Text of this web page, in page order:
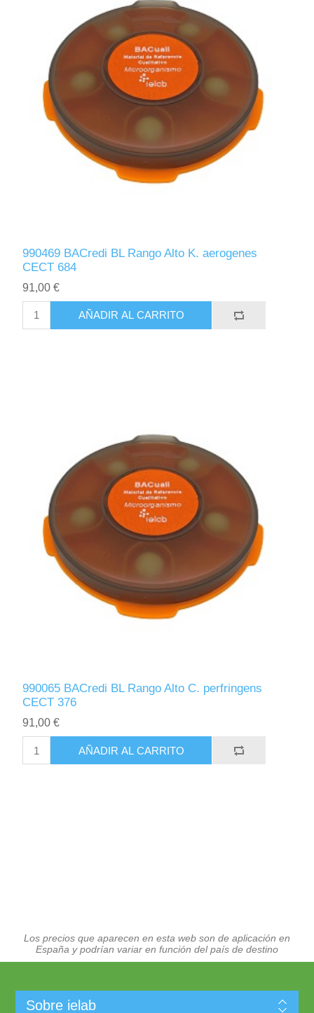
990469 BACredi BL Rango Alto K. aerogenes
CECT 684
91,00 €
AÑADIR AL CARRITO
990065 BACredi BL Rango Alto C. perfringens
CECT 376
91,00 €
AÑADIR AL CARRITO
Los precios que aparecen en esta web son de aplicación en
España y podrían variar en función del país de destino
Sobre ielab